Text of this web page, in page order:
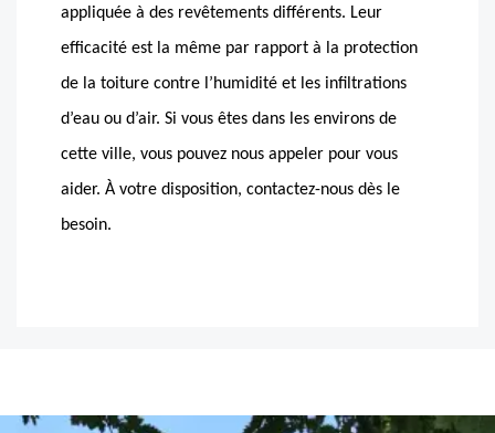
appliquée à des revêtements différents. Leur
efficacité est la même par rapport à la protection
de la toiture contre l’humidité et les infiltrations
d’eau ou d’air. Si vous êtes dans les environs de
cette ville, vous pouvez nous appeler pour vous
aider. À votre disposition, contactez-nous dès le
besoin.